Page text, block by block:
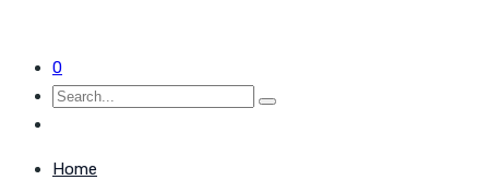
0
Home